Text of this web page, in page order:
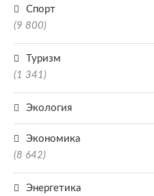
Спорт
(9 800)
Туризм
(1 341)
Экология
Экономика
(8 642)
Энергетика